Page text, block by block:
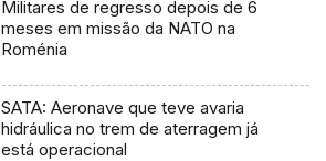
Militares de regresso depois de 6
meses em missão da NATO na
Roménia
SATA: Aeronave que teve avaria
hidráulica no trem de aterragem já
está operacional